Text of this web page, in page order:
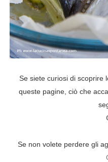
Se siete curiosi di scoprire
queste pagine, ciò che
Se non volete perdere gli